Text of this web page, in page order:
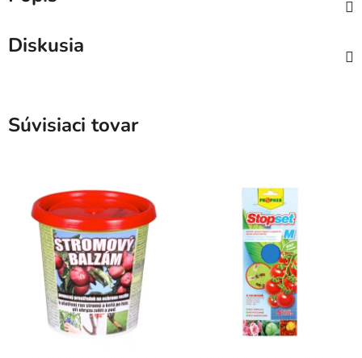
Diskusia
Súvisiaci tovar